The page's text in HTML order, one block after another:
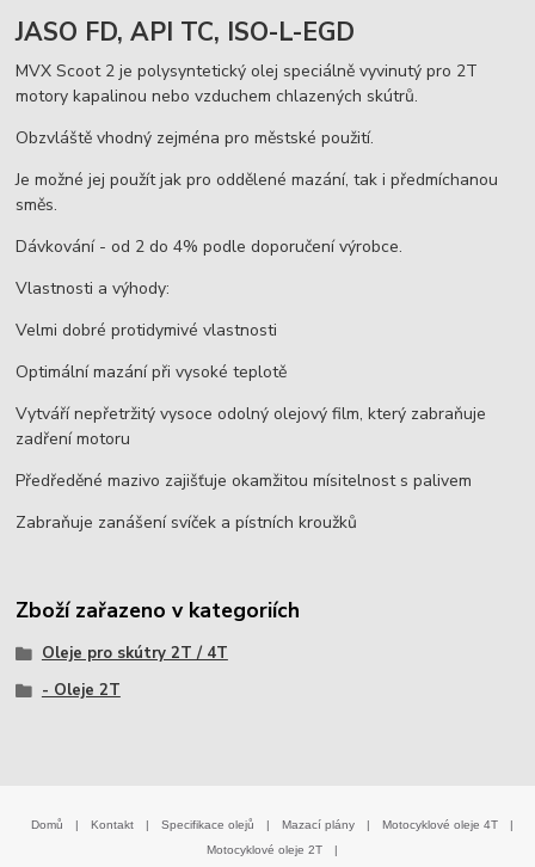
JASO FD, API TC, ISO-L-EGD
MVX Scoot 2 je polysyntetický olej speciálně vyvinutý pro 2T
motory kapalinou nebo vzduchem chlazených skútrů.
Obzvláště vhodný zejména pro městské použití.
Je možné jej použít jak pro oddělené mazání, tak i předmíchanou
směs.
Dávkování - od 2 do 4% podle doporučení výrobce.
Vlastnosti a výhody:
Velmi dobré protidymivé vlastnosti
Optimální mazání při vysoké teplotě
Vytváří nepřetržitý vysoce odolný olejový film, který zabraňuje
zadření motoru
Předředěné mazivo zajišťuje okamžitou mísitelnost s palivem
Zabraňuje zanášení svíček a pístních kroužků
Zboží zařazeno v kategoriích
Oleje pro skútry 2T / 4T
- Oleje 2T
Domů | Kontakt | Specifikace olejů | Mazací plány | Motocyklové oleje 4T
|
Motocyklové oleje 2T
|